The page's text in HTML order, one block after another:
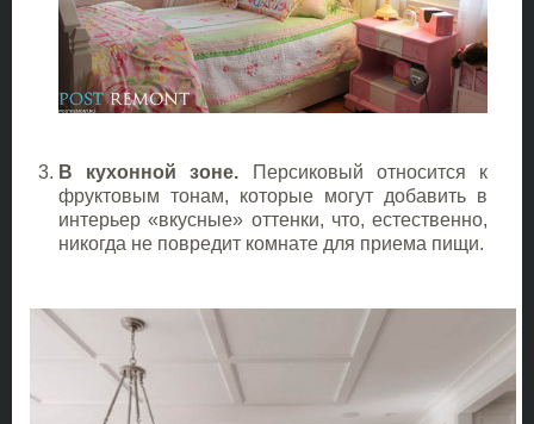
В кухонной зоне. Персиковый относится к
фруктовым тонам, которые могут добавить в
интерьер «вкусные» оттенки, что, естественно,
никогда не повредит комнате для приема пищи.